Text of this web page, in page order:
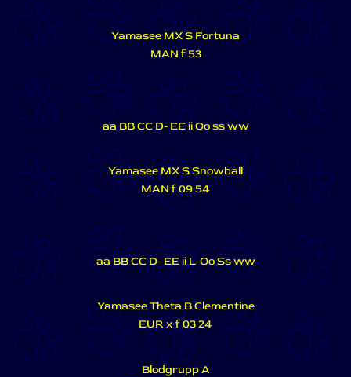
Yamasee MX S Fortuna
MAN f 53
aa BB CC D- EE ii Oo ss ww
Yamasee MX S Snowball
MAN f 09 54
aa BB CC D- EE ii L-Oo Ss ww
Yamasee Theta B Clementine
EUR x f 03 24
Blodgrupp A